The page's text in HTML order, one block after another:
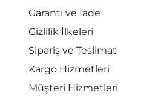
Garanti ve İade
Gizlilik İlkeleri
Sipariş ve Teslimat
Kargo Hizmetleri
Müşteri Hizmetleri